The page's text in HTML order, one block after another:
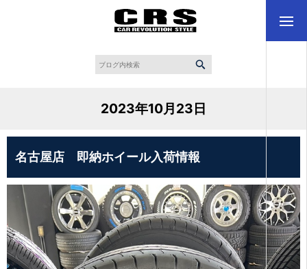
2023年10月23日
名古屋店 即納ホイール入荷情報